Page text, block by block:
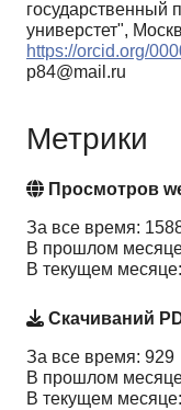
государственный
универстет",
https://orcid.org/
p84@mail.ru
Метрики
Просмотров
За все время:
В прошлом
В текущем
Скачиваний
За все время: 929
В прошлом
В текущем